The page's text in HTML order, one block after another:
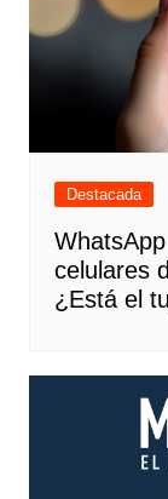
Destacada
celulares
¿Está el